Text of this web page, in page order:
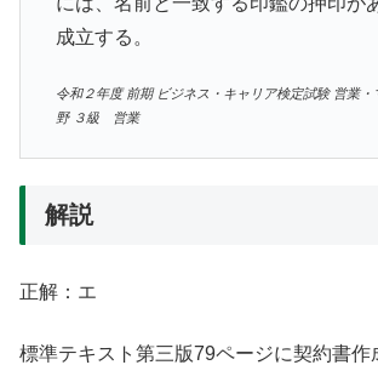
成立する。
令和２年度 前期 ビジネス・キャリア検定試験 営業・
野 ３級 営業
解説
正解：エ
標準テキスト第三版79ページに契約書作